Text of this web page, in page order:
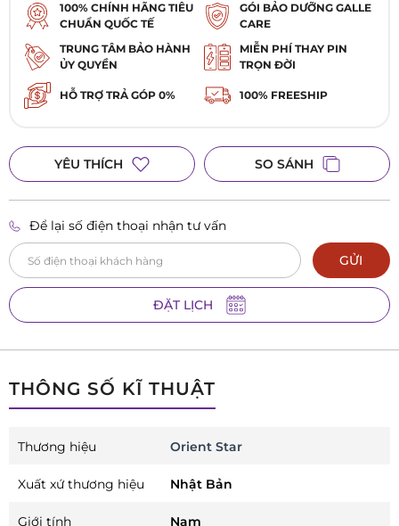
100% CHÍNH HÃNG TIÊU
CHUẨN QUỐC TẾ
GÓI BẢO DƯỠNG GALLE
CARE
TRUNG TÂM BẢO HÀNH
ỦY QUYỀN
MIỄN PHÍ THAY PIN
TRỌN ĐỜI
HỖ TRỢ TRẢ GÓP 0% 100% FREESHIP
YÊU THÍCH SO SÁNH
Để lại số điện thoại nhận tư vấn
GỬI
ĐẶT LỊCH
THÔNG SỐ KĨ THUẬT
Thương hiệu Orient Star
Xuất xứ thương hiệu Nhật Bản
Giới tính Nam